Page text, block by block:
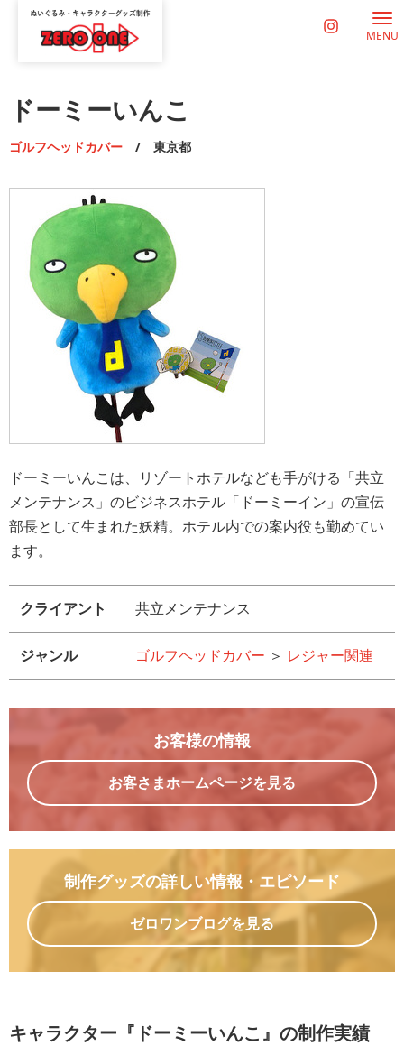
MENU
ドーミーいんこ
ゴルフヘッドカバー / 東京都
ドーミーいんこは、リゾートホテルなども手がける「共立
メンテナンス」のビジネスホテル「ドーミーイン」の宣伝
部長として生まれた妖精。ホテル内での案内役も勤めてい
ます。
クライアント 共立メンテナンス
ジャンル ゴルフヘッドカバー ＞ レジャー関連
お客様の情報
お客さまホームページを見る
制作グッズの詳しい情報 ・エピソード
ゼロワンブログを見る
キャラクター『ドーミーいんこ』の制作実績